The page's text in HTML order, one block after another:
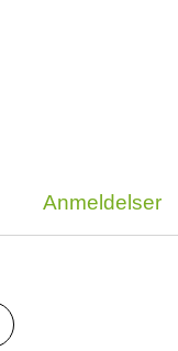
Anmeldelser